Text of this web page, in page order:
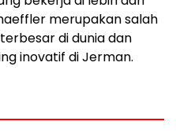
merupakan salah
di dunia dan
inovatif di Jerman.